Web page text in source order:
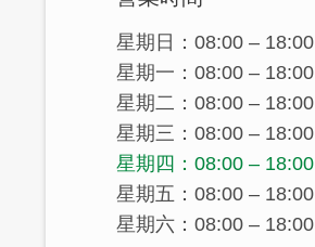
星期日：08:00 – 18:00
星期一：08:00 – 18:00
星期二：08:00 – 18:00
星期三：08:00 – 18:00
星期四：08:00 – 18:00
星期五：08:00 – 18:00
星期六：08:00 – 18:00